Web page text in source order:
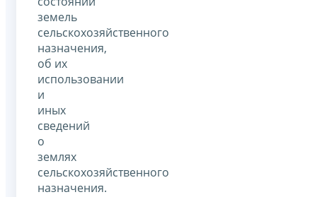
земель
сельскохозяйственного
назначения,
об их
использовании
и
иных
сведений
о
землях
сельскохозяйственного
назначения.